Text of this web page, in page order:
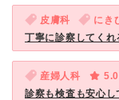
皮膚科 にき
丁寧に診察してくれ
産婦人科
5.0
診察も検査も安心し